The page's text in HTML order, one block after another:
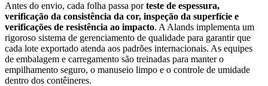
Antes do envio, cada folha passa porteste de espessura,
verificação da consistência da cor, inspeção da superfície e
verificações de resistência ao impacto. A Alands implementa um
rigoroso sistema de gerenciamento de qualidade para garantir que
cada lote exportado atenda aos padrões internacionais. As equipes
de embalagem e carregamento são treinadas para manter o
empilhamento seguro, o manuseio limpo e o controle de umidade
dentro dos contêineres.